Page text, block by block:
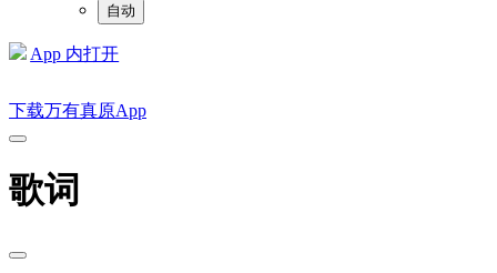
自动
App 内打开
下载万有真原App
歌词